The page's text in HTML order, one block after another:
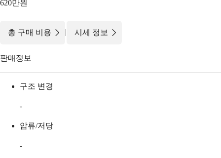
620만원
총 구매 비용 | 시세 정보
판매정보
구조 변경
-
압류/저당
-